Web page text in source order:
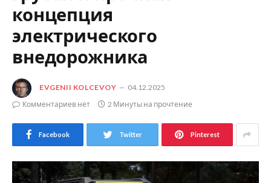
концепция
электрического
внедорожника
EVGENII KOLCEVOY
04.12.2025
Комментариев нет
2 Минуты на прочтение
Facebook Twitter Pinterest